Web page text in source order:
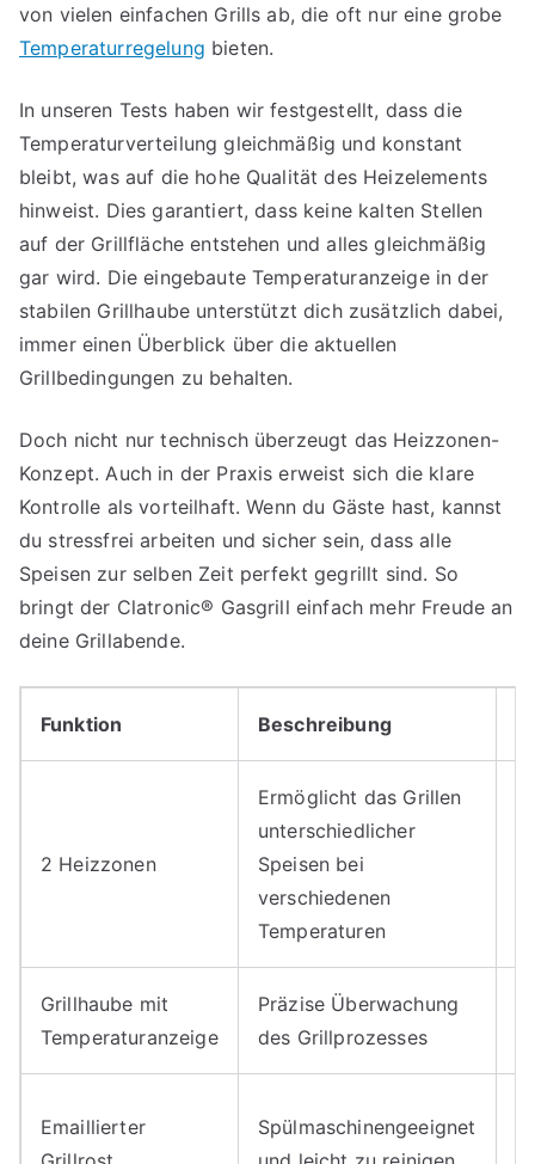
von vielen einfachen Grills ab, die oft nur eine grobe
Temperaturregelung bieten.
In unseren Tests haben wir festgestellt, dass die
Temperaturverteilung gleichmäßig und konstant
bleibt, was auf die hohe Qualität des Heizelements
hinweist. Dies garantiert, dass keine kalten Stellen
auf der Grillfläche entstehen und alles gleichmäßig
gar wird. Die eingebaute Temperaturanzeige in der
stabilen Grillhaube unterstützt dich zusätzlich dabei,
immer einen Überblick über die aktuellen
Grillbedingungen zu behalten.
Doch nicht nur technisch überzeugt das Heizzonen-
Konzept. Auch in der Praxis erweist sich die klare
Kontrolle als vorteilhaft. Wenn du Gäste hast, kannst
du stressfrei arbeiten und sicher sein, dass alle
Speisen zur selben Zeit perfekt gegrillt sind. So
bringt der Clatronic® Gasgrill einfach mehr Freude an
deine Grillabende.
Funktion Beschreibung
2 Heizzonen
Ermöglicht das Grillen
unterschiedlicher
Speisen bei
verschiedenen
Temperaturen
Grillhaube mit
Temperaturanzeige
Präzise Überwachung
des Grillprozesses
Emaillierter
Spülmaschinengeeignet